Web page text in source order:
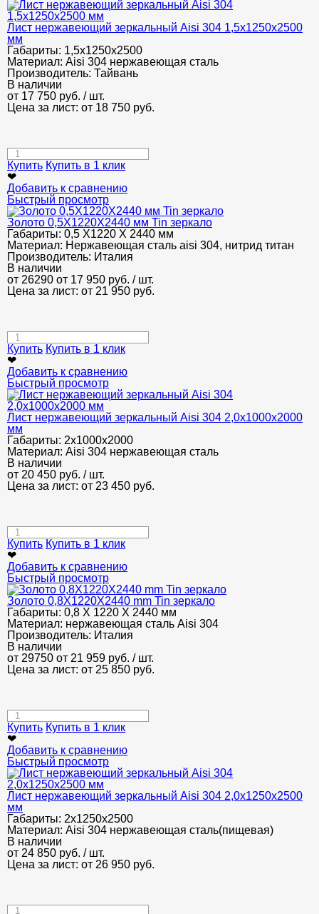
Лист нержавеющий зеркальный Aisi 304 1,5х1250х2500
мм
Габариты: 1,5х1250х2500
Материал: Aisi 304 нержавеющая сталь
Производитель: Тайвань
В наличии
от 17 750 руб. / шт.
Цена за лист: от 18 750 руб.
Купить Купить в 1 клик
❤
Добавить к сравнению
Быстрый просмотр
Золото 0,5Х1220Х2440 мм Tin зеркало
Габариты: 0,5 Х1220 Х 2440 мм
Материал: Нержавеющая сталь aisi 304, нитрид титан
Производитель: Италия
В наличии
от 26290 от 17 950 руб. / шт.
Цена за лист: от 21 950 руб.
Купить Купить в 1 клик
❤
Добавить к сравнению
Быстрый просмотр
Лист нержавеющий зеркальный Aisi 304 2,0х1000х2000
мм
Габариты: 2х1000х2000
Материал: Aisi 304 нержавеющая сталь
В наличии
от 20 450 руб. / шт.
Цена за лист: от 23 450 руб.
Купить Купить в 1 клик
❤
Добавить к сравнению
Быстрый просмотр
Золото 0,8Х1220Х2440 mm Tin зеркало
Габариты: 0,8 Х 1220 Х 2440 мм
Материал: нержавеющая сталь Aisi 304
Производитель: Италия
В наличии
от 29750 от 21 959 руб. / шт.
Цена за лист: от 25 850 руб.
Купить Купить в 1 клик
❤
Добавить к сравнению
Быстрый просмотр
Лист нержавеющий зеркальный Aisi 304 2,0х1250х2500
мм
Габариты: 2х1250х2500
Материал: Aisi 304 нержавеющая сталь(пищевая)
В наличии
от 24 850 руб. / шт.
Цена за лист: от 26 950 руб.